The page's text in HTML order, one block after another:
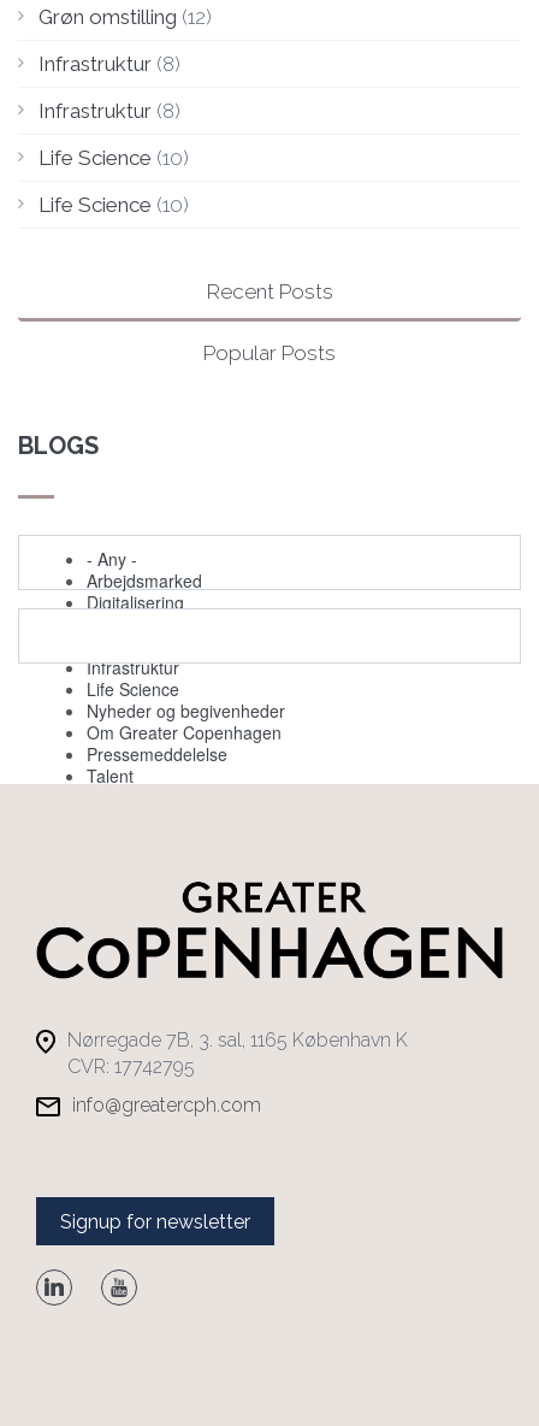
Grøn omstilling (12)
Infrastruktur (8)
Infrastruktur (8)
Life Science (10)
Life Science (10)
Recent Posts
Popular Posts
BLOGS
- Any -
Arbejdsmarked
Digitalisering
Infrastruktur
Life Science
Nyheder og begivenheder
Om Greater Copenhagen
Pressemeddelelse
Talent
Nørregade 7B, 3. sal, 1165 København K
CVR: 17742795
info@greatercph.com
Signup for newsletter